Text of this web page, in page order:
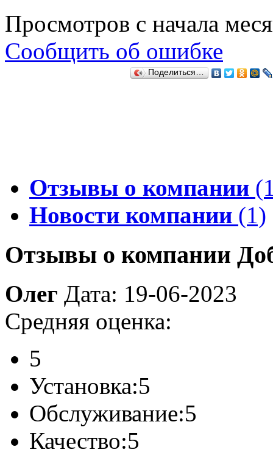
Просмотров с начала
Сообщить об ошибке
Поделиться…
Отзывы о компании
Новости компании (1)
Отзывы о компании
Олег Дата: 19-06-2023
Средняя оценка:
5
Установка:5
Обслуживание:5
Качество:5